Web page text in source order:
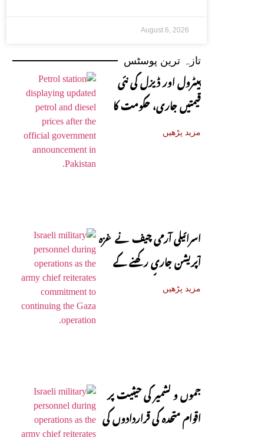
August 6, 2026
تازہ ترین پوسٹس
پیٹرول اور ڈیزل کی نئی
قیمتیں جاری، حکومت کا
باضابطہ اعلان
مزید پڑھیں
اسرائیلی آرمی چیف نے غزہ
آپریشن جاری رکھنے کے
عزم کا اظہار کر دیا
مزید پڑھیں
جموں و کشمیر کی حیثیت پر
اقوام متحدہ کی قراردادوں کی